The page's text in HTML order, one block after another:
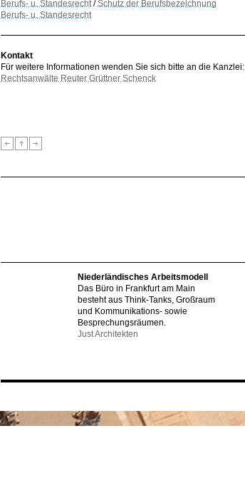
Berufs- u. Standesrecht/Schutz der Berufsbezeichnung
Berufs- u. Standesrecht
Kontakt
Für weitere Informationen wenden Sie sich bitte an die Kanzlei:
Rechtsanwälte Reuter Grüttner Schenck
Niederländisches Arbeitsmodell
Das Büro in Frankfurt am Main
besteht aus Think-Tanks, Großraum
und Kommunikations- sowie
Besprechungsräumen.
Just Architekten